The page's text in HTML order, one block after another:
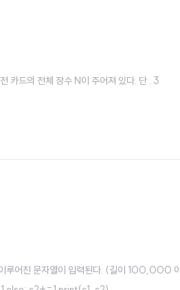
드의 전체 장수 N이 주어져 있다. 단 . 3
루어진 문자열이 입력된다. (길이 100,000